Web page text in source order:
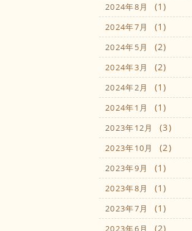
2024年8月 (1)
2024年7月 (1)
2024年5月 (2)
2024年3月 (2)
2024年2月 (1)
2024年1月 (1)
2023年12月 (3)
2023年10月 (2)
2023年9月 (1)
2023年8月 (1)
2023年7月 (1)
2023年6月 (2)